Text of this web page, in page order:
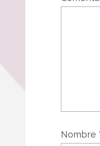
Nombre